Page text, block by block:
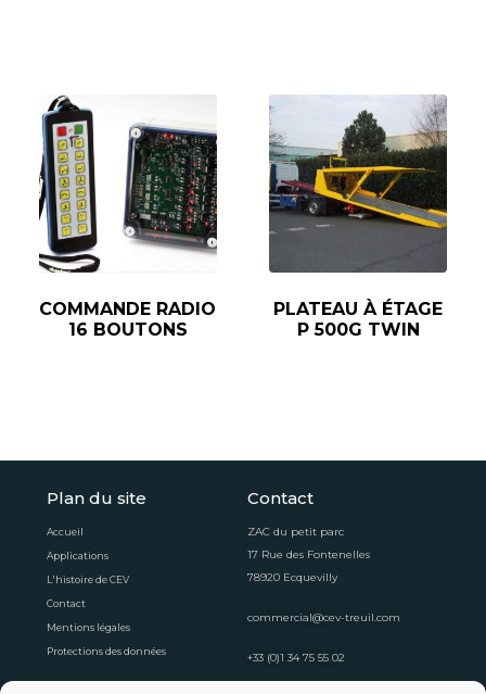
COMMANDE RADIO
16 BOUTONS
PLATEAU À ÉTAGE
P 500G TWIN
Plan du site
Accueil
Applications
L'histoire de CEV
Contact
Mentions légales
Protections des données
Contact
ZAC du petit parc
17 Rue des Fontenelles
78920 Ecquevilly
commercial@cev-treuil.com
+33 (0)1 34 75 55 02